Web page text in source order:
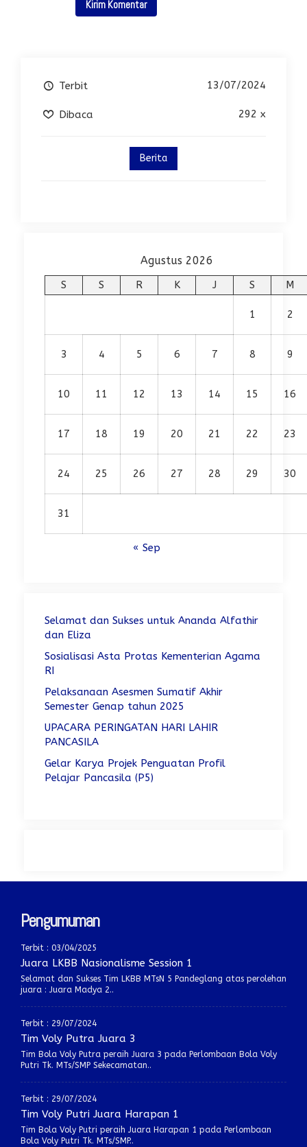
Terbit 13/07/2024
Dibaca 292 x
Berita
Agustus 2026
S S R K J S M
1 2
3 4 5 6 7 8 9
10 11 12 13 14 15 16
17 18 19 20 21 22 23
24 25 26 27 28 29 30
31
« Sep
Selamat dan Sukses untuk Ananda Alfathir
dan Eliza
Sosialisasi Asta Protas Kementerian Agama
RI
Pelaksanaan Asesmen Sumatif Akhir
Semester Genap tahun 2025
UPACARA PERINGATAN HARI LAHIR
PANCASILA
Gelar Karya Projek Penguatan Profil
Pelajar Pancasila (P5)
Pengumuman
Terbit : 03/04/2025
Juara LKBB Nasionalisme Session 1
Selamat dan Sukses Tim LKBB MTsN 5 Pandeglang atas perolehan
juara : Juara Madya 2..
Terbit : 29/07/2024
Tim Voly Putra Juara 3
Tim Bola Voly Putra peraih Juara 3 pada Perlombaan Bola Voly
Putri Tk. MTs/SMP Sekecamatan..
Terbit : 29/07/2024
Tim Voly Putri Juara Harapan 1
Tim Bola Voly Putri peraih Juara Harapan 1 pada Perlombaan
Bola Voly Putri Tk. MTs/SMP..